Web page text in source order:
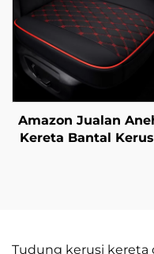
Lemas
Amazon Jualan
Kereta Bantal
Tudung kerusi kereta